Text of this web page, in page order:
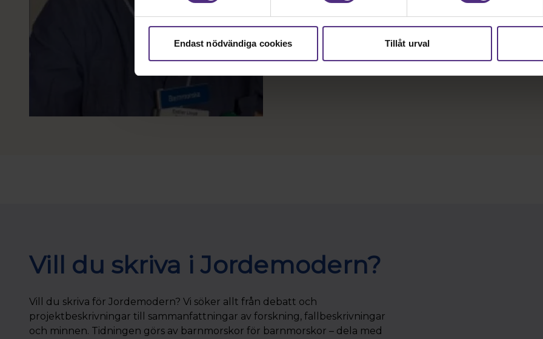
Endast nödvändiga cookies Tillåt urval
Vill du skriva i Jordemodern?
Vill du skriva för Jordemodern? Vi söker allt från debatt och
projektbeskrivningar till sammanfattningar av forskning, fallbeskrivningar
och minnen. Tidningen görs av barnmorskor för barnmorskor – dela med